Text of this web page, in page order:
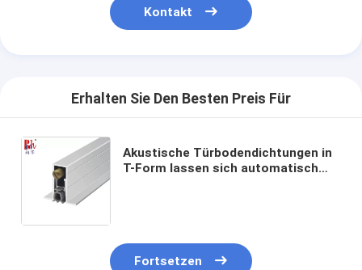
Kontakt
Erhalten Sie Den Besten Preis Für
Akustische Türbodendichtungen in
T-Form lassen sich automatisch
Fortsetzen